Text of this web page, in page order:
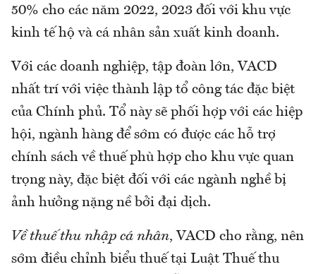
50% cho các năm 2022, 2023 đối với khu vực
kinh tế hộ và cá nhân sản xuất kinh doanh.
Với các doanh nghiệp, tập đoàn lớn, VACD
nhất trí với việc thành lập tổ công tác đặc biệt
của Chính phủ. Tổ này sẽ phối hợp với các hiệp
hội, ngành hàng để sớm có được các hỗ trợ
chính sách về thuế phù hợp cho khu vực quan
trọng này, đặc biệt đối với các ngành nghề bị
ảnh hưởng nặng nề bởi đại dịch.
Về thuế thu nhập cá nhân, VACD cho rằng, nên
sớm điều chỉnh biểu thuế tại Luật Thuế thu